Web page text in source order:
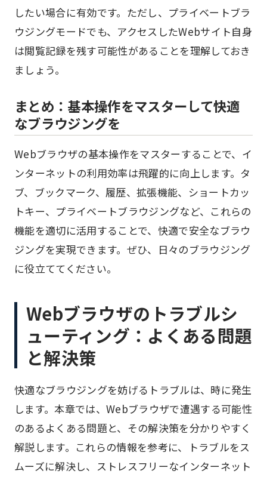
したい場合に有効です。ただし、プライベートブラ
ウジングモードでも、アクセスしたWebサイト自身
は閲覧記録を残す可能性があることを理解しておき
ましょう。
まとめ：基本操作をマスターして快適
なブラウジングを
Webブラウザの基本操作をマスターすることで、イ
ンターネットの利用効率は飛躍的に向上します。タ
ブ、ブックマーク、履歴、拡張機能、ショートカッ
トキー、プライベートブラウジングなど、これらの
機能を適切に活用することで、快適で安全なブラウ
ジングを実現できます。ぜひ、日々のブラウジング
に役立ててください。
Webブラウザのトラブルシ
ューティング：よくある問題
と解決策
快適なブラウジングを妨げるトラブルは、時に発生
します。本章では、Webブラウザで遭遇する可能性
のあるよくある問題と、その解決策を分かりやすく
解説します。これらの情報を参考に、トラブルをス
ムーズに解決し、ストレスフリーなインターネット